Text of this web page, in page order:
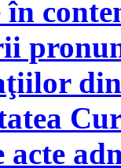
în
acte